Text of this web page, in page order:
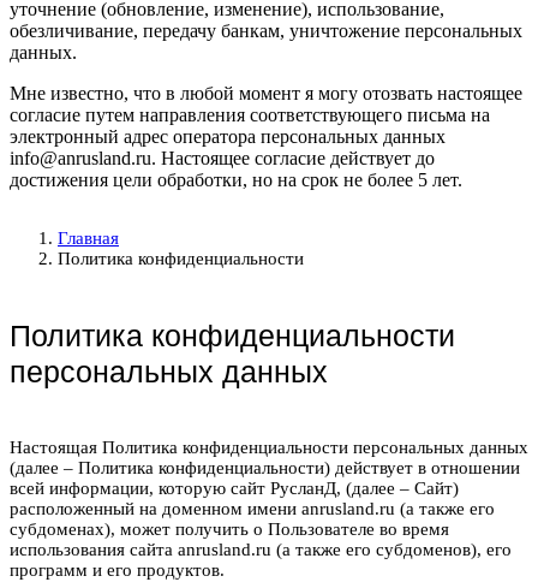
уточнение (обновление, изменение), использование,
обезличивание, передачу банкам, уничтожение персональных
данных.
Мне известно, что в любой момент я могу отозвать настоящее
согласие путем направления соответствующего письма на
электронный адрес оператора персональных данных
info@anrusland.ru. Настоящее согласие действует до
достижения цели обработки, но на срок не более 5 лет.
Главная
Политика конфиденциальности
Политика конфиденциальности
персональных данных
Настоящая Политика конфиденциальности персональных данных
(далее – Политика конфиденциальности) действует в отношении
всей информации, которую сайт РусланД, (далее – Сайт)
расположенный на доменном имени anrusland.ru (а также его
субдоменах), может получить о Пользователе во время
использования сайта anrusland.ru (а также его субдоменов), его
программ и его продуктов.